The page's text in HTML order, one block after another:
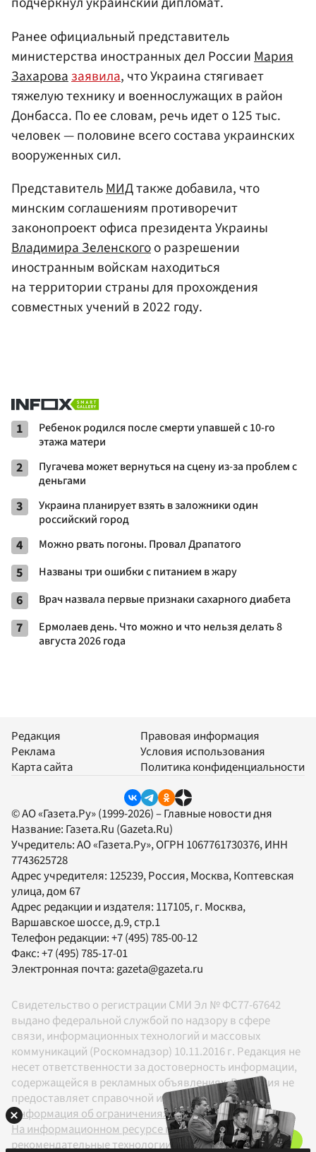
Ранее официальный представитель
министерства иностранных дел России Мария
Захарова заявила, что Украина стягивает
тяжелую технику и военнослужащих в район
Донбасса. По ее словам, речь идет о 125 тыс.
человек — половине всего состава украинских
вооруженных сил.
ПредставительМИДтакже добавила, что
минским соглашениям противоречит
законопроект офиса президента Украины
Владимира Зеленскогоо разрешении
иностранным войскам находиться
на территории страны для прохождения
совместных учений в 2022 году.
1
Ребенок родился после смерти упавшей с 10-го
этажа матери
2
Пугачева может вернуться на сцену из-за проблем с
деньгами
3
Украина планирует взять в заложники один
российский город
4 Можно рвать погоны. Провал Драпатого
5 Названы три ошибки с питанием в жару
6 Врач назвала первые признаки сахарного диабета
7
Ермолаев день. Что можно и что нельзя делать 8
августа 2026 года
Редакция
Реклама
Карта сайта
Правовая информация
Условия использования
Политика конфиденциальности
© АО «Газета.Ру» (1999-2026) – Главные новости дня
Название: Газета.Ru (Gazeta.Ru)
Учредитель:АО «Газета.Ру», ОГРН 1067761730376, ИНН
7743625728
Адрес учредителя: 125239, Россия, Москва, Коптевская
улица, дом 67
Адрес редакции и издателя: 117105, г. Москва,
Варшавское шоссе, д.9, стр.1
Телефон редакции:+7 (495) 785-00-12
Факс:+7 (495) 785-17-01
Электронная почта:gazeta@gazeta.ru
Свидетельство о регистрации СМИ Эл № ФС77-67642
выдано федеральной службой по надзору в сфере
связи, информационных технологий и массовых
коммуникаций (Роскомнадзор) 10.11.2016 г. Редакция не
несет ответственности за достоверность информации,
содержащейся в рекламных объявлениях. Редакция не
предоставляет справочной информации.
Информация об ограничениях
На информационном ресурсе применяются
рекомендательные технологии в соответствии с